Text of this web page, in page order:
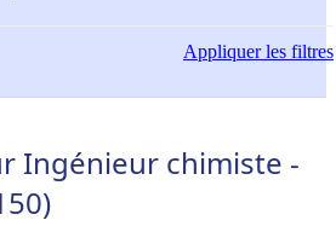
Appliquerles filtres
Ingénieur chimiste -